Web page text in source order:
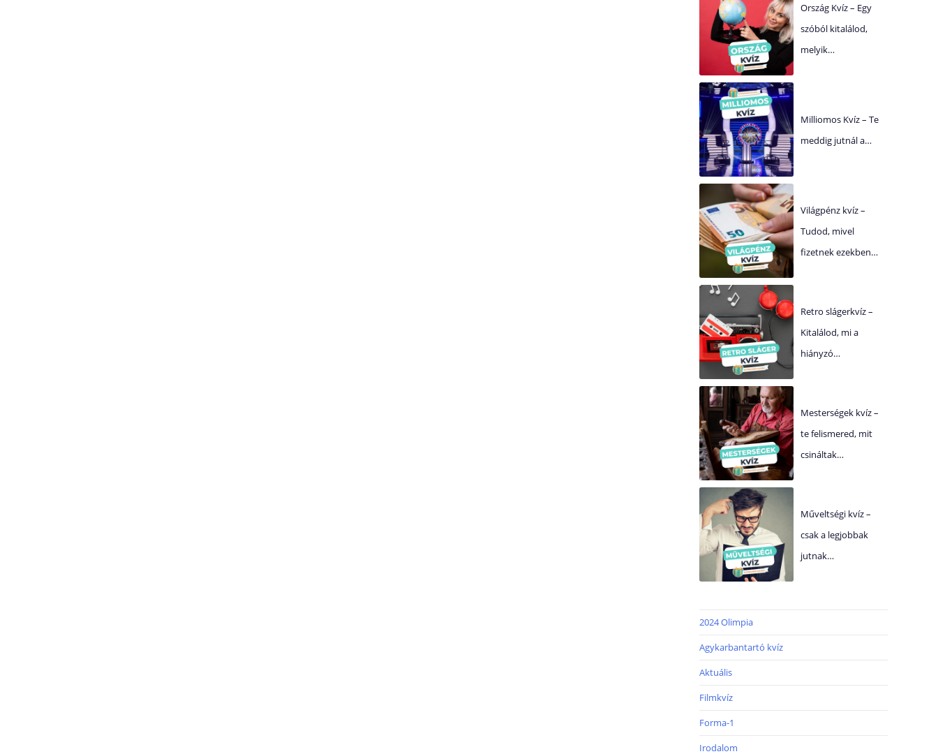
Ország Kvíz – Egy
szóból kitalálod,
melyik…
Milliomos Kvíz – Te
meddig jutnál a…
Világpénz kvíz –
Tudod, mivel
fizetnek ezekben…
Retro slágerkvíz –
Kitalálod, mi a
hiányzó…
Mesterségek kvíz –
te felismered, mit
csináltak…
Műveltségi kvíz –
csak a legjobbak
jutnak…
2024 Olimpia
Agykarbantartó kvíz
Aktuális
Filmkvíz
Forma-1
Irodalom